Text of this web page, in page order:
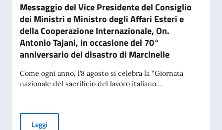
Messaggio del Vice Presidente del Consiglio
dei Ministri e Ministro degli Affari Esteri e
della Cooperazione Internazionale, On.
Antonio Tajani, in occasione del 70°
anniversario del disastro di Marcinelle
Come ogni anno, l’8 agosto si celebra la “Giornata
nazionale del sacrificio del lavoro italiano...
LeggiMessaggio del Vice Presidente del Consiglio dei Ministri e